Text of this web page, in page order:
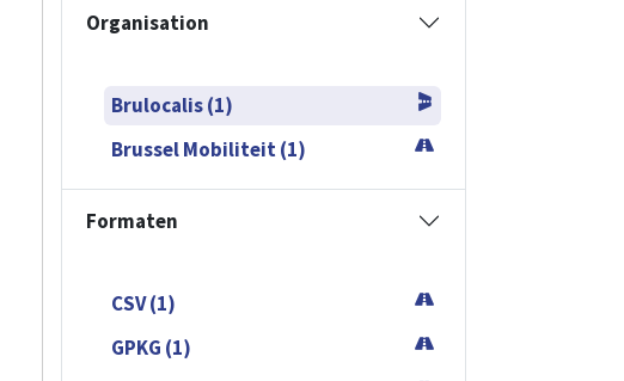
Organisation
Brulocalis (1)
Brussel Mobiliteit (1)
Formaten
CSV (1)
GPKG (1)